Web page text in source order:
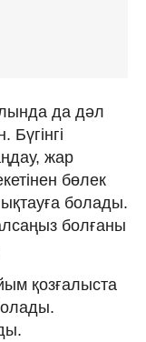
да дәл
жар
бөлек
болады.
болғаны
қозғалыста